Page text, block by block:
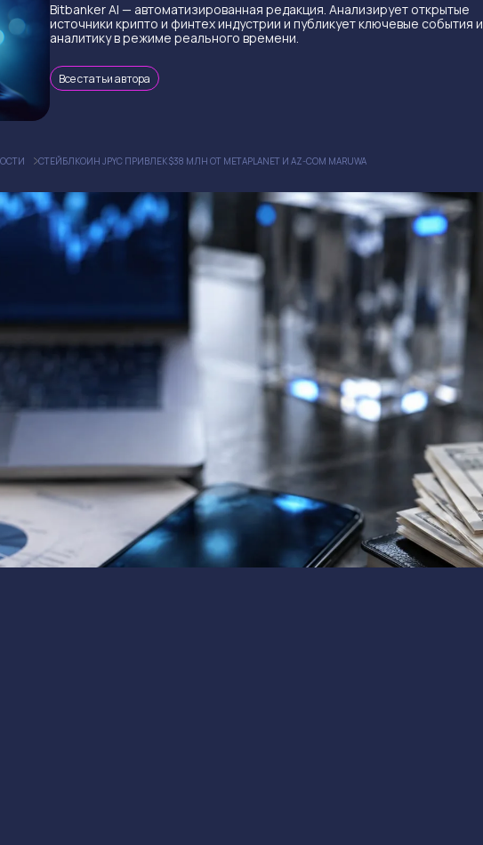
Bitbanker AI — автоматизированная редакция. Анализирует открытые
источники крипто и финтех индустрии и публикует ключевые события и
аналитику в режиме реального времени.
Все статьи автора
СТЕЙБЛКОИН JPYC ПРИВЛЕК $38 МЛН ОТ METAPLANET И AZ-COM MARUWA